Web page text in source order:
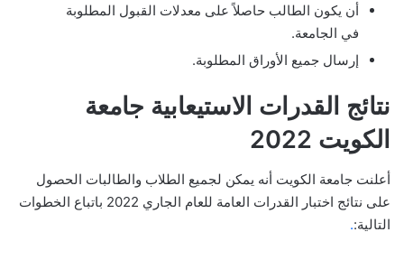
أن يكون الطالب حاصلاً على معدلات القبول المطلوبة
في الجامعة.
إرسال جميع الأوراق المطلوبة.
نتائج القدرات الاستيعابية جامعة
الكويت 2022
أعلنت جامعة الكويت أنه يمكن لجميع الطلاب والطالبات الحصول
على نتائج اختبار القدرات العامة للعام الجاري 2022 باتباع الخطوات
التالية:.